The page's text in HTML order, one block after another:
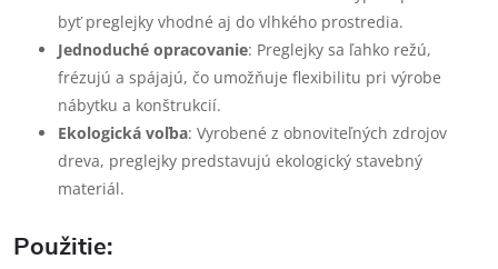
byť preglejky vhodné aj do vlhkého prostredia.
Jednoduché opracovanie: Preglejky sa ľahko režú,
frézujú a spájajú, čo umožňuje flexibilitu pri výrobe
nábytku a konštrukcií.
Ekologická voľba: Vyrobené z obnoviteľných zdrojov
dreva, preglejky predstavujú ekologický stavebný
materiál.
Použitie: